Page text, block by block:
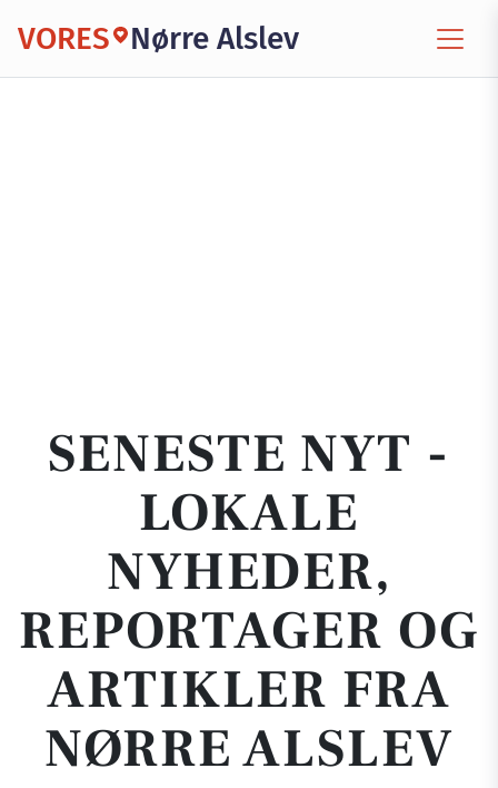
VORES Nørre Alslev
SENESTE NYT -
LOKALE
NYHEDER,
REPORTAGER OG
ARTIKLER FRA
NØRRE ALSLEV